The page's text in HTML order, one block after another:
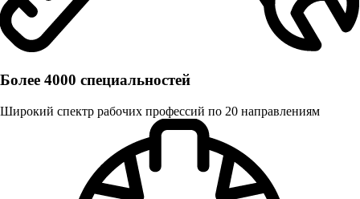
Более 4000 специальностей
Широкий спектр рабочих профессий по 20 направлениям